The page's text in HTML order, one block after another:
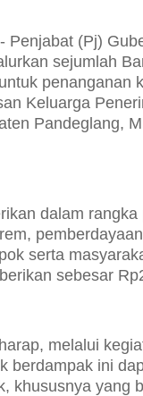
Penjabat (Pj)
sejumlah
penanganan
Keluarga
Pandeglang,
dalam rangka
serta
sebesar
melalui
berdampak ini
khususnya yang